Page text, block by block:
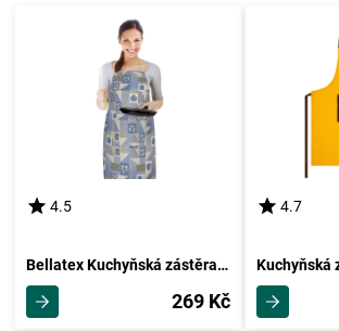
4.5
Bellatex Kuchyňská zástěra EMA Patchwork modrá, 67 x 84 cm
269 Kč
4.7